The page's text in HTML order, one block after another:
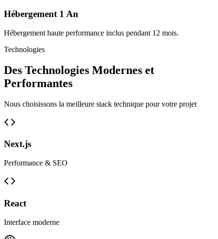
Hébergement 1 An
Hébergement haute performance inclus pendant 12 mois.
Technologies
Des Technologies Modernes et
Performantes
Nous choisissons la meilleure stack technique pour votre projet
Next.js
Performance & SEO
React
Interface moderne